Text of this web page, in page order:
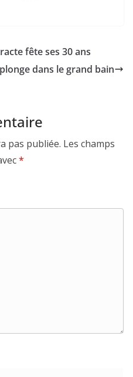
fête ses 30 ans
dans le grand bain
pas publiée. Les champs
*